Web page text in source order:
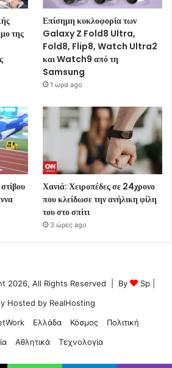
της
Επίσημη κυκλοφορία των
Galaxy Z Fold8 Ultra,
Fold8, Flip8, Watch Ultra2
και Watch9 από τη
Samsung
1 ώρα ago
Χανιά: Χειροπέδες σε 24χρονο
που κλείδωσε την ανήλικη φίλη
του στο σπίτι
3 ώρες ago
2026, All Rights Reserved | By Sp
Hosted by RealHosting
Ελλάδα Κόσμος
Πολιτική
Αθλητικά Τεχνολογία